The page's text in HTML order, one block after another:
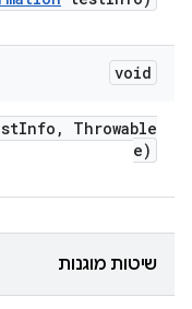
void
Info ,
Throwable
e)
שיטות מוגנות